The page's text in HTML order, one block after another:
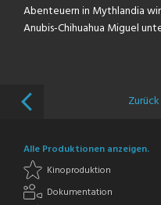
Abenteuern in Mythlandia
Anubis-Chihuahua Miguel
Alle Produktionen anzeigen.
Kinoproduktion
Dokumentation